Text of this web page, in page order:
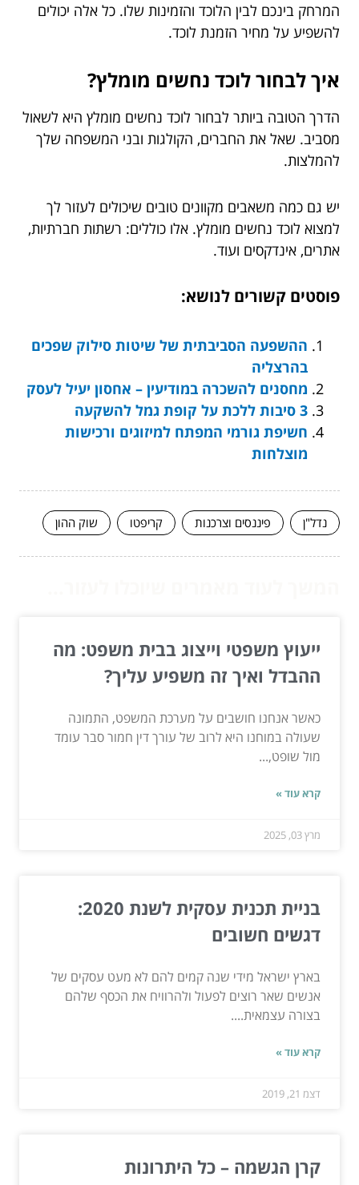
המרחק בינכם לבין הלוכד והזמינות שלו. כל אלה יכולים
להשפיע על מחיר הזמנת לוכד.
איך לבחור לוכד נחשים מומלץ?
הדרך הטובה ביותר לבחור לוכד נחשים מומלץ היא לשאול
מסביב. שאל את החברים, הקולגות ובני המשפחה שלך
להמלצות.
יש גם כמה משאבים מקוונים טובים שיכולים לעזור לך
למצוא לוכד נחשים מומלץ. אלו כוללים: רשתות חברתיות,
אתרים, אינדקסים ועוד.
פוסטים קשורים לנושא:
ההשפעה הסביבתית של שיטות סילוק שפכים
בהרצליה
מחסנים להשכרה במודיעין – אחסון יעיל לעסק
3 סיבות ללכת על קופת גמל להשקעה
חשיפת גורמי המפתח למיזוגים ורכישות
מוצלחות
נדל"ן פיננסים וצרכנות קריפטו שוק ההון
ייעוץ משפטי וייצוג בבית משפט: מה
ההבדל ואיך זה משפיע עליך?
כאשר אנחנו חושבים על מערכת המשפט, התמונה
שעולה במוחנו היא לרוב של עורך דין חמור סבר עומד
מול שופט,...
קרא עוד »
מרץ 03, 2025
בניית תכנית עסקית לשנת 2020:
דגשים חשובים
בארץ ישראל מידי שנה קמים להם לא מעט עסקים של
אנשים שאר רוצים לפעול ולהרוויח את הכסף שלהם
בצורה עצמאית....
קרא עוד »
דצמ 21, 2019
קרן הגשמה – כל היתרונות